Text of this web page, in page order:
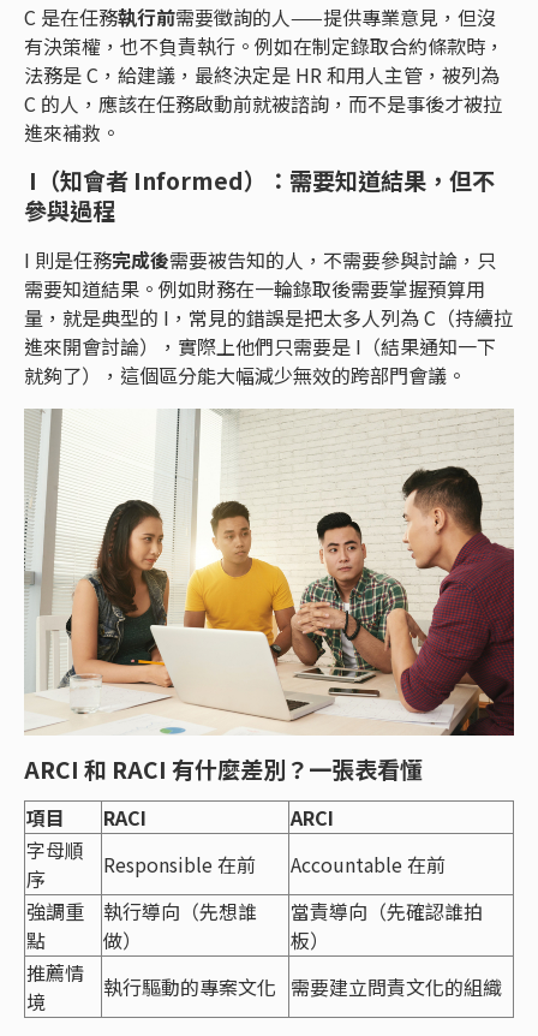
C 是在任務執行前需要徵詢的人——提供專業意見，但沒
有決策權，也不負責執行。例如在制定錄取合約條款時，
法務是 C，給建議，最終決定是 HR 和用人主管，被列為
C 的人，應該在任務啟動前就被諮詢，而不是事後才被拉
進來補救。
I（知會者 Informed）： 需要知道結果，但不
參與過程
I 則是任務完成後需要被告知的人，不需要參與討論，只
需要知道結果。例如財務在一輪錄取後需要掌握預算用
量，就是典型的 I，常見的錯誤是把太多人列為 C（持續拉
進來開會討論），實際上他們只需要是 I（結果通知一下
就夠了），這個區分能大幅減少無效的跨部門會議。
ARCI 和 RACI 有什麼差別？一張表看懂
項目 RACI
ARCI
字母順
序
Responsible 在前
Accountable 在前
強調重
點
執行導向（先想誰
做）
當責導向（先確認誰拍
板）
推薦情
境
執行驅動的專案文化 需要建立問責文化的組織